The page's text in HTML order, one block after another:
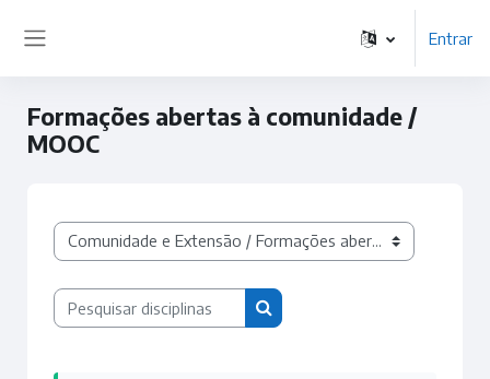
Entrar
Formações abertas à comunidade /
MOOC
Categorias de disciplinas
Pesquisar disciplinas
Pesquisar disciplinas